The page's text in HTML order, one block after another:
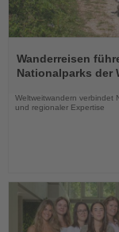
Sie
die
Nachrichten
Wanderreisen
Nationalparks der
Weltweitwandern verbindet
und regionaler Expertise